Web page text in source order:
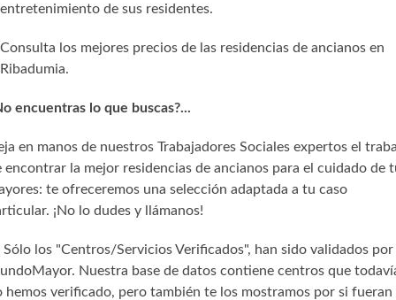
entretenimiento de sus residentes.
Consulta los mejores precios de las residencias de ancianos en
Ribadumia.
encuentras lo que buscas?...
en manos de nuestros Trabajadores Sociales expertos el
encontrar la mejor residencias de ancianos para el cuidado de
te ofreceremos una selección adaptada a tu caso
¡No lo dudes y llámanos!
Sólo los "Centros/Servicios Verificados", han sido validados por
Nuestra base de datos contiene centros que
hemos verificado, pero también te los mostramos por si fueran